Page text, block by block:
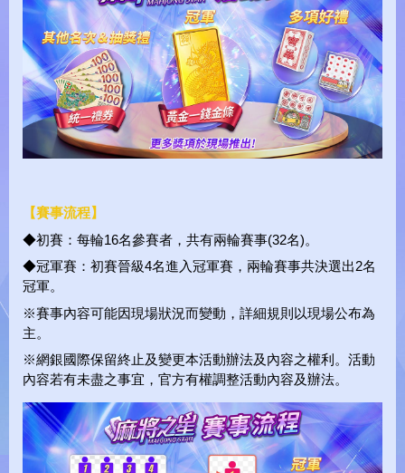
LOADING...
【賽事流程】
◆初賽：每輪16名參賽者，共有兩輪賽事(32名)。
◆冠軍賽：初賽晉級4名進入冠軍賽，兩輪賽事共決選出2名
冠軍。
※賽事內容可能因現場狀況而變動，詳細規則以現場公布為
主。
※網銀國際保留終止及變更本活動辦法及內容之權利。活動
內容若有未盡之事宜，官方有權調整活動內容及辦法。